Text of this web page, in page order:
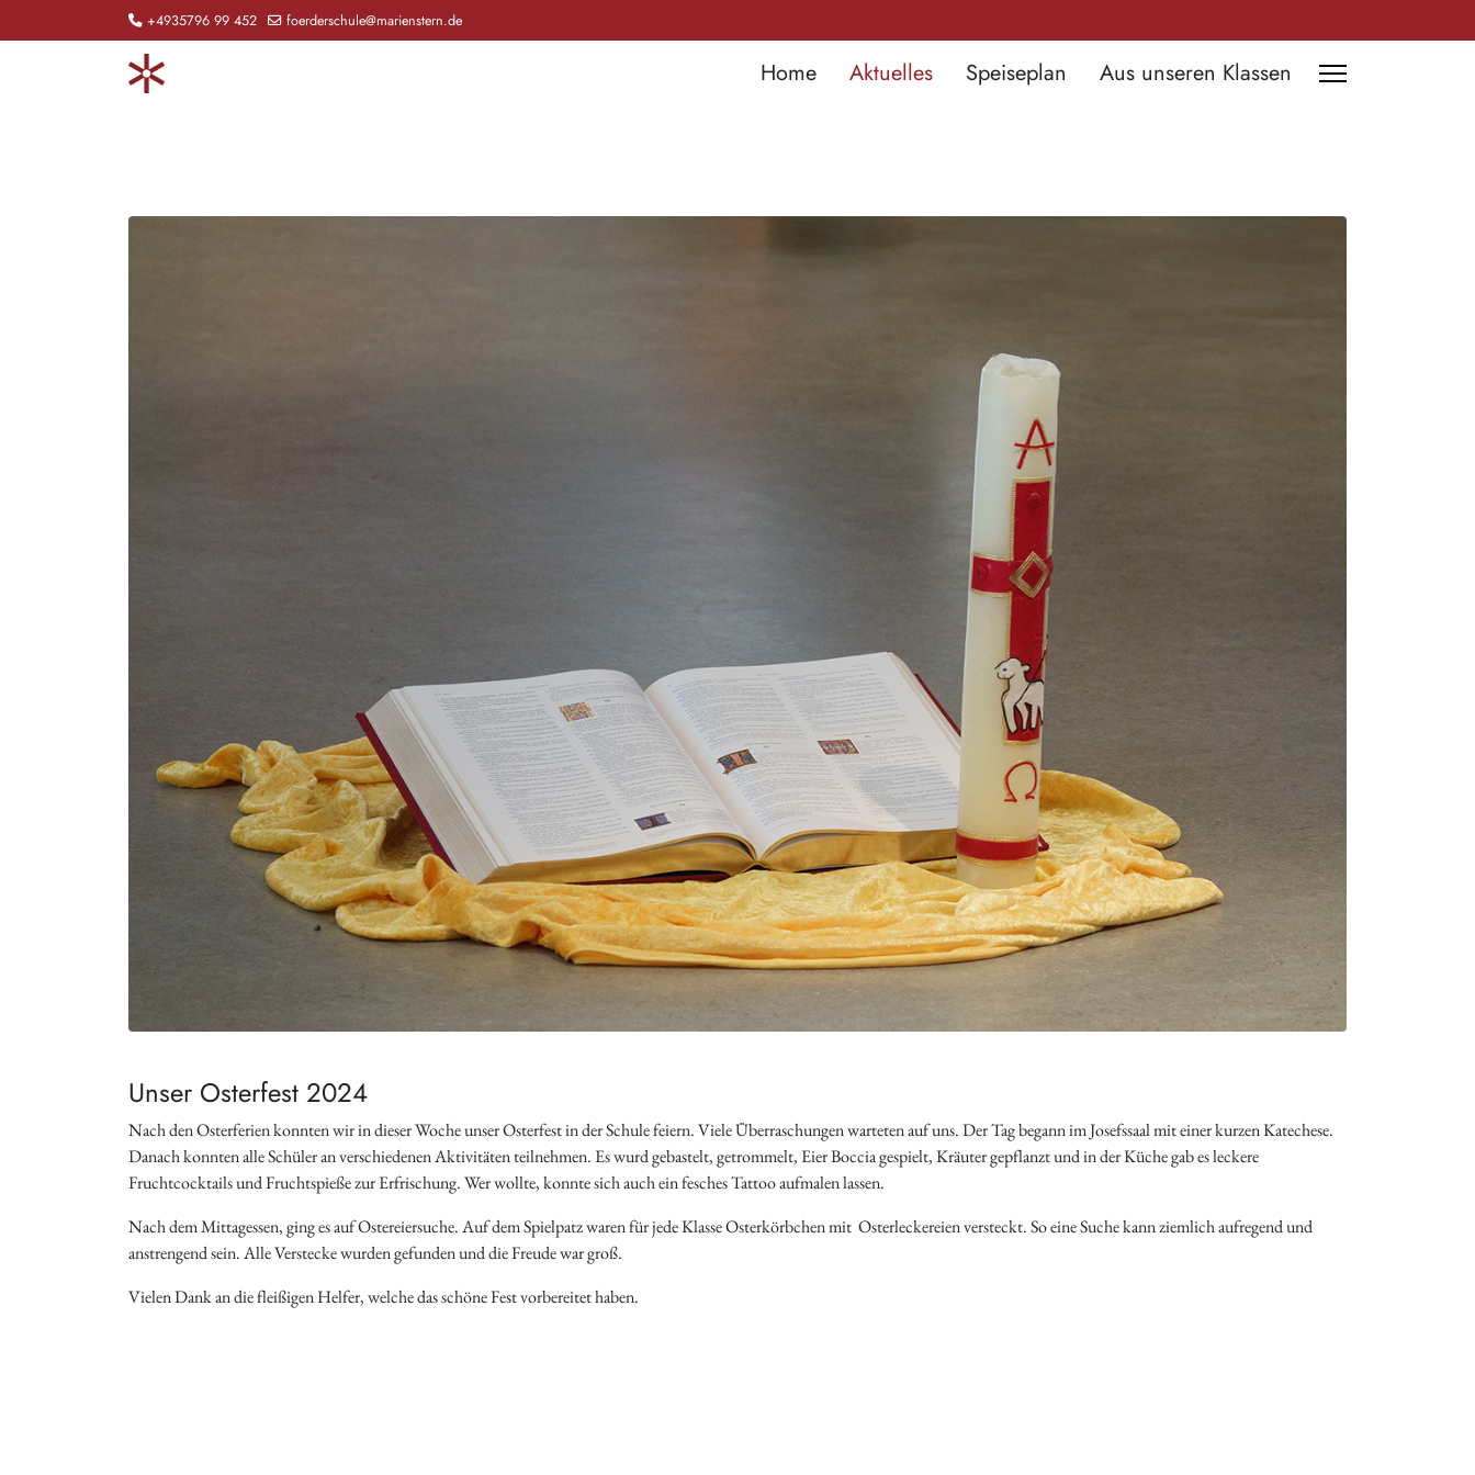
+4935796 99 452 foerderschule@marienstern.de
Home Aktuelles Speiseplan Aus unseren Klassen
Unser Osterfest 2024
Nach den Osterferien konnten wir in dieser Woche unser Osterfest in der Schule feiern. Viele Überraschungen warteten auf uns. Der Tag begann im Josefssaal mit einer kurzen Katechese.
Danach konnten alle Schüler an verschiedenen Aktivitäten teilnehmen. Es wurd gebastelt, getrommelt, Eier Boccia gespielt, Kräuter gepflanzt und in der Küche gab es leckere
Fruchtcocktails und Fruchtspieße zur Erfrischung. Wer wollte, konnte sich auch ein fesches Tattoo aufmalen lassen.
Nach dem Mittagessen, ging es auf Ostereiersuche. Auf dem Spielpatz waren für jede Klasse Osterkörbchen mit Osterleckereien versteckt. So eine Suche kann ziemlich aufregend und
anstrengend sein. Alle Verstecke wurden gefunden und die Freude war groß.
Vielen Dank an die fleißigen Helfer, welche das schöne Fest vorbereitet haben.